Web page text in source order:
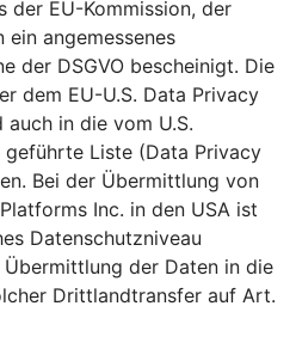
der EU-Kommission, der
angemessenes
der DSGVO bescheinigt. Die
dem EU-U.S. Data Privacy
in die vom U.S.
Liste (Data Privacy
Bei der Übermittlung von
Inc. in den USA ist
Datenschutzniveau
der Daten in die
Drittlandtransfer auf Art.